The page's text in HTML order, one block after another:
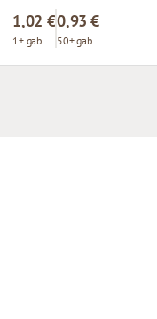
1,02 €
1+ gab.
0,93 €
50+ gab.